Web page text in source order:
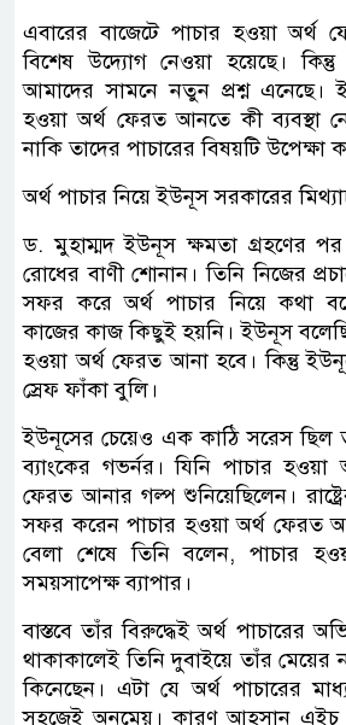
এবারের বাজেটে পাচার হওয়া অর্থ
বিশেষ উদ্যোগ নেওয়া হয়েছে।
আমাদের সামনে নতুন প্রশ্ন
হওয়া অর্থ ফেরত আনতে কী ব্যবস্থা
নাকি তাদের পাচারের বিষয়টি উপেক্ষা
অর্থ পাচার নিয়ে ইউনূস সরকারের
ড. মুহাম্মদ ইউনূস ক্ষমতা গ্রহণের পর
রোধের বাণী শোনান। তিনি নিজের
সফর করে অর্থ পাচার নিয়ে কথা
কাজের কাজ কিছুই হয়নি। ইউনূস
হওয়া অর্থ ফেরত আনা হবে। কিন্তু
স্রেফ ফাঁকা বুলি।
ইউনূসের চেয়েও এক কাঠি সরেস ছিল
ব্যাংকের গভর্নর। যিনি পাচার
ফেরত আনার গল্প শুনিয়েছিলেন।
সফর করেন পাচার হওয়া অর্থ ফেরত
বেলা শেষে তিনি বলেন, পাচার
সময়সাপেক্ষ ব্যাপার।
বাস্তবে তাঁর বিরুদ্ধেই অর্থ পাচারের
থাকাকালেই তিনি দুবাইয়ে তাঁর মেয়ের
কিনেছেন। এটা যে অর্থ পাচারের
সহজেই অনুমেয়। কারণ আহসান এইচ